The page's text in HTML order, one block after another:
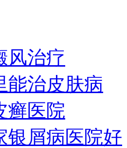
风治疗
能治皮肤病
癣医院
银屑病医院好